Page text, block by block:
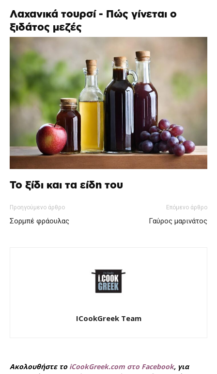
Λαχανικά τουρσί - Πώς γίνεται ο
ξιδάτος μεζές
Το ξίδι και τα είδη του
Προηγούμενο άρθρο
Σορμπέ φράουλας
Επόμενο άρθρο
Γαύρος μαρινάτος
ICookGreek Team
Ακολουθήστε το iCookGreek.com στο Facebook, για